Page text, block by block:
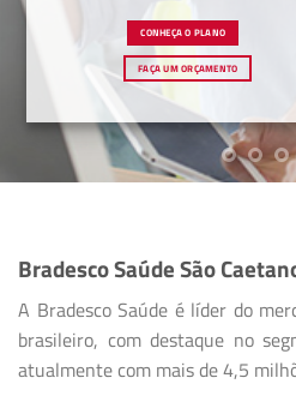
CONHEÇA O PLANO
FAÇA UM ORÇAMENTO
Bradesco Saúde São
A Bradesco Saúde é líder do
brasileiro, com destaque no
atualmente com mais de 4,5